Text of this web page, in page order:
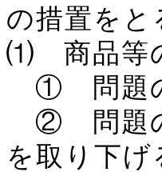
の措置を
⑴ 商品等
① 問題の
② 問題の
を取り下げ